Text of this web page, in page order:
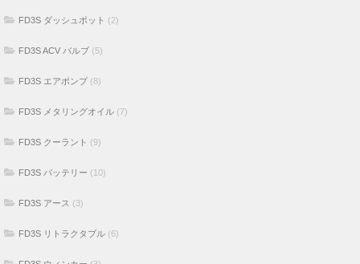
FD3S ダッシュポット (2)
FD3S ACV バルブ (5)
FD3S エアポンプ (8)
FD3S メタリングオイル (7)
FD3S クーラント (9)
FD3S バッテリー (10)
FD3S アース (3)
FD3S リトラクタブル (6)